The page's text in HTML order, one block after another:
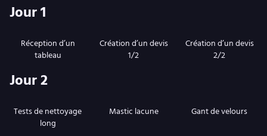
Jour 1
Réception d’un
tableau
Création d’un devis
1/2
Création d’un devis
2/2
Jour 2
Tests de nettoyage
long
Mastic lacune Gant de velours